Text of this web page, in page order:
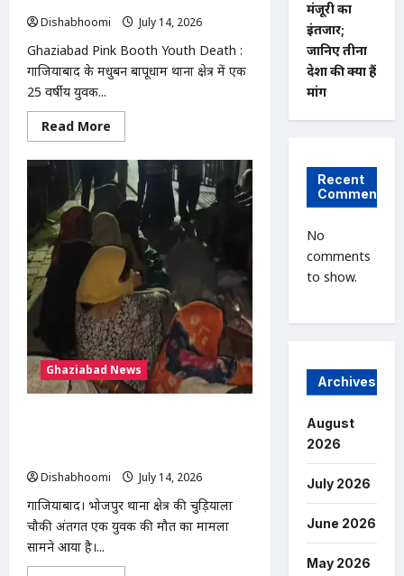
Dishabhoomi
July 14, 2026
Ghaziabad Pink Booth Youth Death :
गाजियाबाद के मधुबन बापूधाम थाना क्षेत्र में एक
25 वर्षीय युवक...
Read More
more
Ghaziabad
Pink
Booth
Youth
Death
गाजियाबाद
में
पिंक
बूथ
के
बाहर
युवक
की
मौत,
30
मिनट
तक
सड़क
Ghaziabad News
Dishabhoomi
July 14, 2026
गाजियाबाद। भोजपुर थाना क्षेत्र की चुड़ियाला
चौकी अंतर्गत एक युवक की मौत का मामला
सामने आया है।...
मंजूरी का
इंतजार;
जानिए तीनों
देशों की क्या हैं
मांगें
Recent
Comments
No
comments
to show.
Archives
August
2026
July 2026
June 2026
May 2026